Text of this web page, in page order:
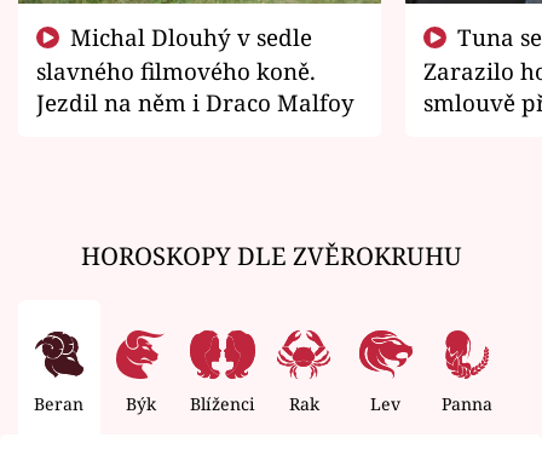
slavného filmového koně.
Jezdil na něm i Draco Malfoy
Zarazilo
smlouvě
HOROSKOPY DLE ZVĚROKRUHU
Beran Býk Blíženci Rak Lev Panna